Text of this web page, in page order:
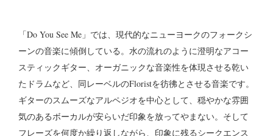
「Do You See Me」では、現代的なニューヨークのフォークシ
ーンの音楽に傾倒している。水の流れのように澄明なアコー
スティックギター、オーガニックな音楽性を体現させる乾い
たドラムなど、同レーベルのFloristを彷彿とさせる音楽です。
ギターのスムーズなアルペジオを中心として、穏やかな雰囲
気のあるボーカルが安らいだ印象を放ってやまない。そして
フレーズを何度か繰り返しながら、印象に残るシークエンス